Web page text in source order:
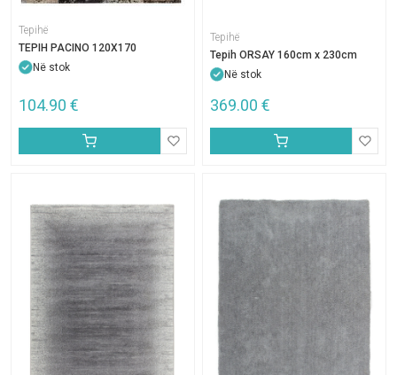
Tepihë
TEPIH PACINO 120X170
Në stok
104.90 €
Tepihë
Tepih ORSAY 160cm x 230cm
Në stok
369.00 €